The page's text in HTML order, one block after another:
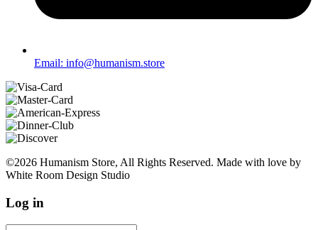
Email: info@humanism.store
©2026 Humanism Store, All Rights Reserved. Made with love by
White Room Design Studio
Log in